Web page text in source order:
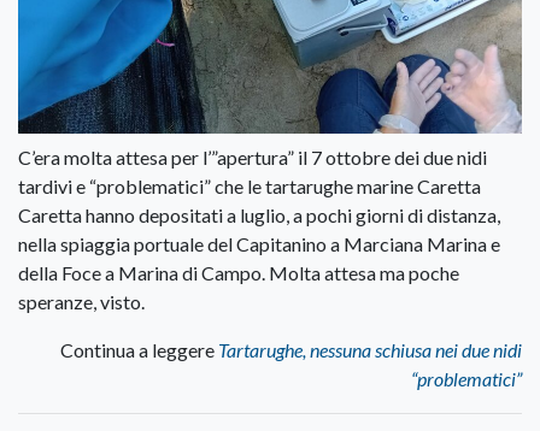
C’era molta attesa per l’”apertura” il 7 ottobre dei due nidi
tardivi e “problematici” che le tartarughe marine Caretta
Caretta hanno depositati a luglio, a pochi giorni di distanza,
nella spiaggia portuale del Capitanino a Marciana Marina e
della Foce a Marina di Campo. Molta attesa ma poche
speranze, visto.
Continua a leggere Tartarughe, nessuna schiusa nei due nidi
“problematici”